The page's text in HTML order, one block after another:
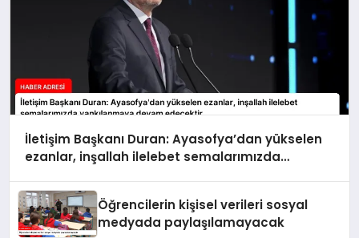
İletişim Başkanı Duran: Ayasofya’dan yükselen
ezanlar, inşallah ilelebet semalarımızda
Öğrencilerin kişisel verileri sosyal
medyada paylaşılamayacak